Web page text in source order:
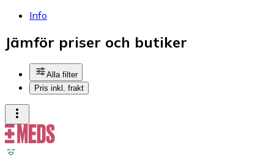
Info
Jämför priser och butiker
Alla filter
Pris inkl. frakt